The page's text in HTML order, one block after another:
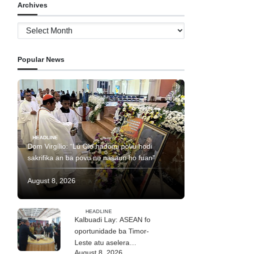
Archives
Archives
Popular News
HEADLINE
Dom Virgílio: “Lú Olo hadomi povu hodi
sakrifika an ba povu no nasaun ho fuan”
August 8, 2026
HEADLINE
Kalbuadi Lay: ASEAN fo
oportunidade ba Timor-
Leste atu aselera
August 8, 2026